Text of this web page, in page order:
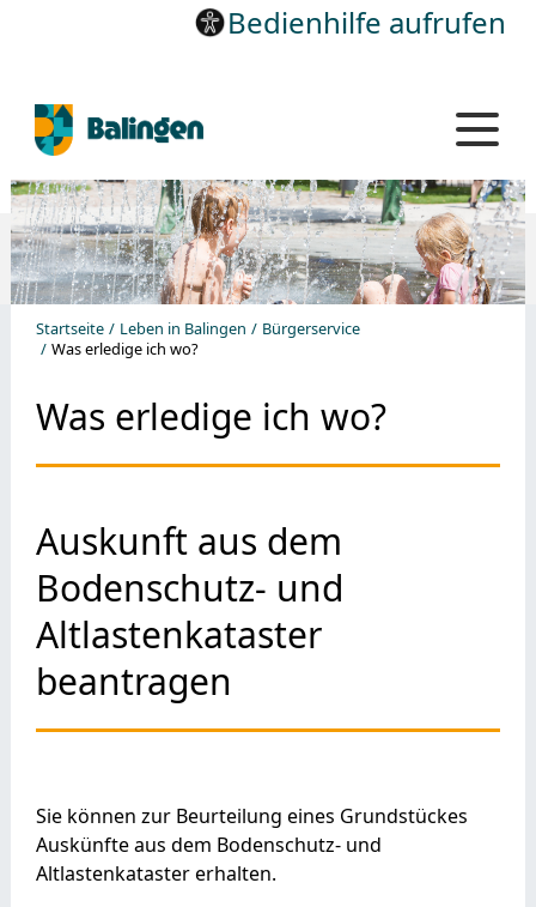
Bedienhilfe aufrufen
Startseite Leben in Balingen
Bürgerservice
Was erledige ich wo?
Was erledige ich wo?
Auskunft aus dem
Bodenschutz- und
Altlastenkataster
beantragen
Sie können zur Beurteilung eines Grundstückes
Auskünfte aus dem Bodenschutz- und
Altlastenkataster erhalten.